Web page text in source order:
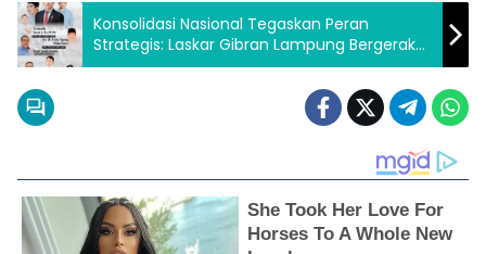
Konsolidasi Nasional Tegaskan Peran
Strategis: Laskar Gibran Lampung Bergerak
Terstruktur Kawal Program Prabowo-Gibran